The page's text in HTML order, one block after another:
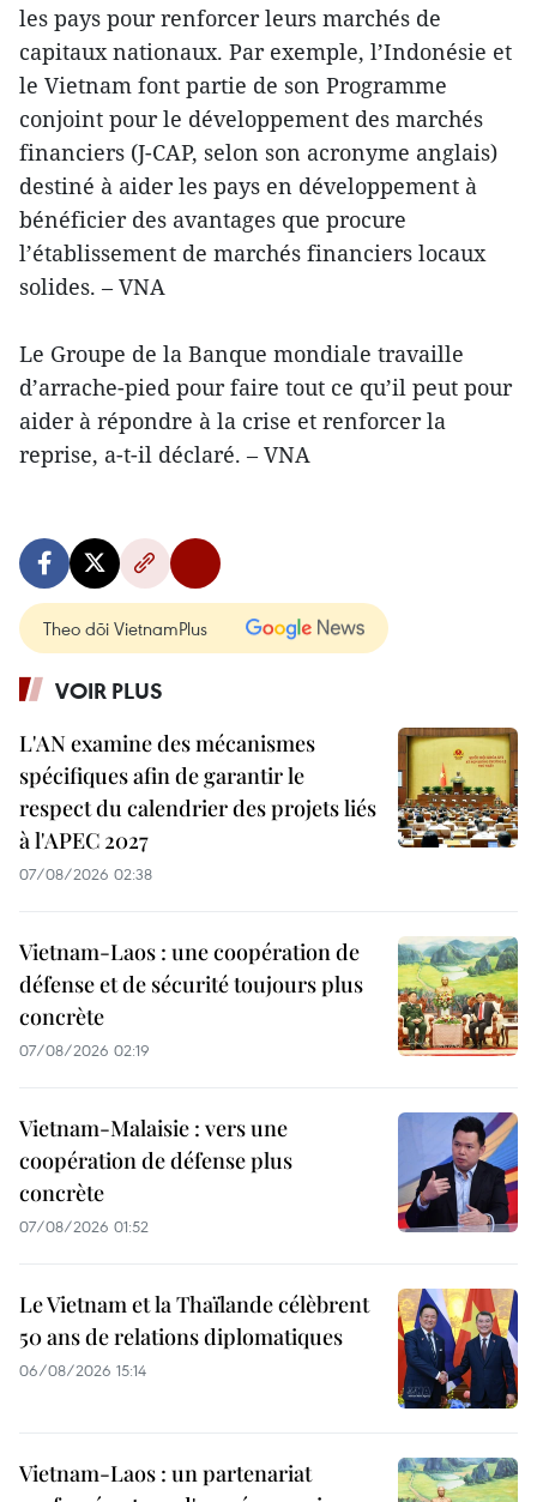
les pays pour renforcer leurs marchés de
capitaux nationaux. Par exemple, l’Indonésie et
le Vietnam font partie de son Programme
conjoint pour le développement des marchés
financiers (J-CAP, selon son acronyme anglais)
destiné à aider les pays en développement à
bénéficier des avantages que procure
l’établissement de marchés financiers locaux
solides. – VNA
Le Groupe de la Banque mondiale travaille
d’arrache-pied pour faire tout ce qu’il peut pour
aider à répondre à la crise et renforcer la
reprise, a-t-il déclaré. – VNA
Theo dõi VietnamPlus
VOIR PLUS
L'AN examine des mécanismes
spécifiques afin de garantir le
respect du calendrier des projets liés
à l'APEC 2027
07/08/2026 02:38
Vietnam-Laos : une coopération de
défense et de sécurité toujours plus
concrète
07/08/2026 02:19
Vietnam-Malaisie : vers une
coopération de défense plus
concrète
07/08/2026 01:52
Le Vietnam et la Thaïlande célèbrent
50 ans de relations diplomatiques
06/08/2026 15:14
Vietnam-Laos : un partenariat